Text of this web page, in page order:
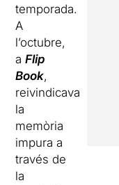
temporada.
A
l’octubre,
aFlip
Book,
reivindicava
la
memòria
impura a
través de
la